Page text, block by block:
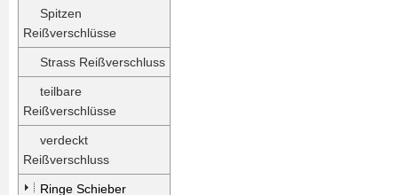
Spitzen
Reißverschlüsse
Strass Reißverschluss
teilbare
Reißverschlüsse
verdeckt
Reißverschluss
Ringe Schieber